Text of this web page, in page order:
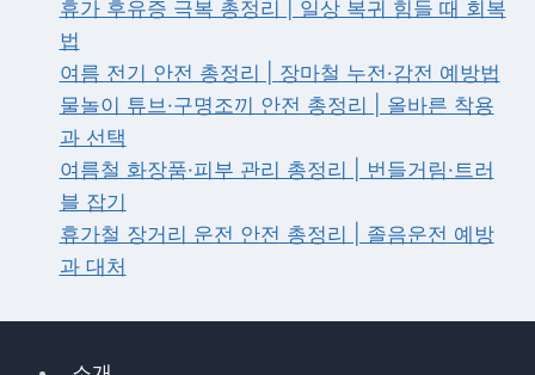
작
일
시
지
교
휴가 후유증 극복 총정리 | 일상 복귀 힘들 때 회복
법
여름 전기 안전 총정리 | 장마철 누전·감전 예방법
물놀이 튜브·구명조끼 안전 총정리 | 올바른 착용
과 선택
여름철 화장품·피부 관리 총정리 | 번들거림·트러
블 잡기
휴가철 장거리 운전 안전 총정리 | 졸음운전 예방
과 대처